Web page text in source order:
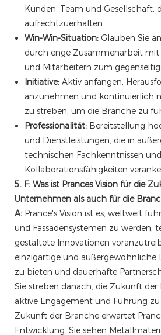
Kunden, Team und Gesellschaft,
aufrechtzuerhalten.
Win-Win-Situation: Glauben Sie
durch enge Zusammenarbeit mit
und Mitarbeitern zum
Initiative: Aktiv anfangen,
anzunehmen und kontinuierlich
zu streben, um die Branche zu
Professionalität: Bereitstellung
und Dienstleistungen, die in
technischen Fachkenntnissen und
Kollaborationsfähigkeiten
5. F: Was ist Prances Vision für die
Unternehmen als auch für die
A: Prance's Vision ist es, weltweit
und Fassadensystemen zu werden,
gestaltete Innovationen
einzigartige und außergewöhnliche
zu bieten und dauerhafte
Sie streben danach, die Zukunft
aktive Engagement und Führung
Zukunft der Branche erwartet
Entwicklung. Sie sehen